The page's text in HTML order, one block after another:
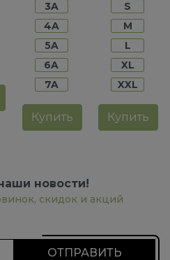
3A
4A
5A
6A
7A
Купить
S
M
L
XL
XXL
Купить
новости!
скидок и акций